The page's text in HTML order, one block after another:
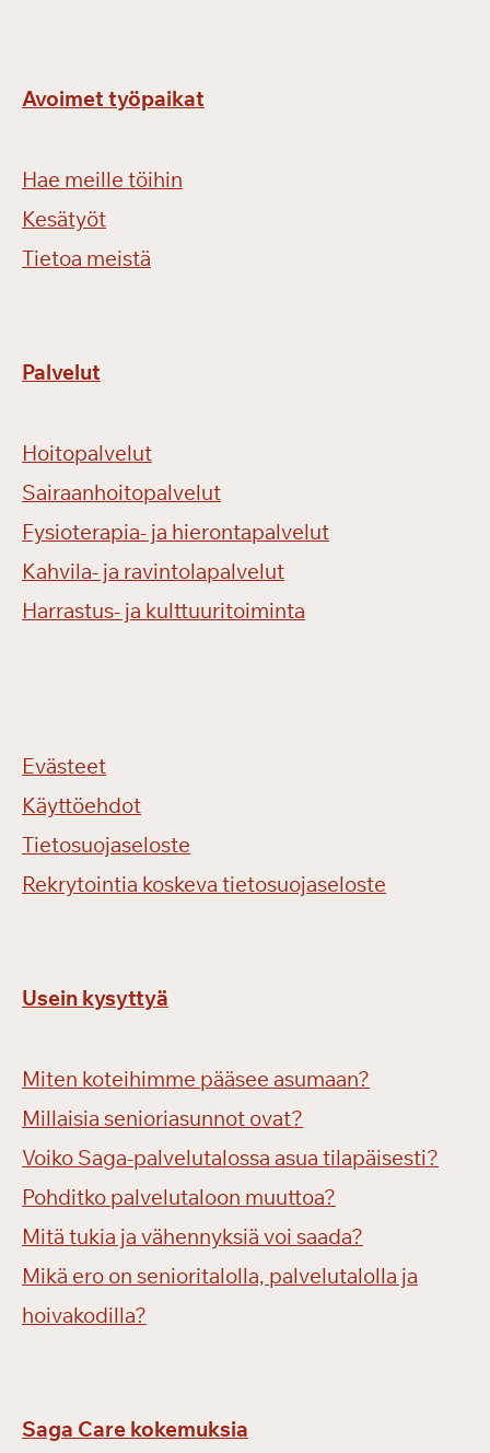
Avoimet työpaikat
Hae meille töihin
Kesätyöt
Tietoa meistä
Palvelut
Hoitopalvelut
Sairaanhoitopalvelut
Fysioterapia- ja hierontapalvelut
Kahvila- ja ravintolapalvelut
Harrastus- ja kulttuuritoiminta
Evästeet
Käyttöehdot
Tietosuojaseloste
Rekrytointia koskeva tietosuojaseloste
Usein kysyttyä
Miten koteihimme pääsee asumaan?
Millaisia senioriasunnot ovat?
Voiko Saga-palvelutalossa asua tilapäisesti?
Pohditko palvelutaloon muuttoa?
Mitä tukia ja vähennyksiä voi saada?
Mikä ero on senioritalolla, palvelutalolla ja
hoivakodilla?
Saga Care kokemuksia